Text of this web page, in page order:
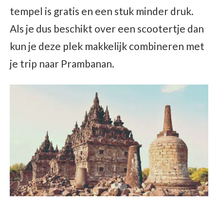
tempel is gratis en een stuk minder druk.
Als je dus beschikt over een scootertje dan
kun je deze plek makkelijk combineren met
je trip naar Prambanan.